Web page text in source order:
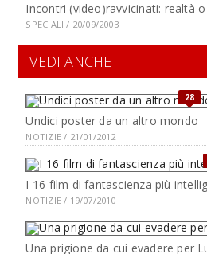
Incontri (video)ravvicinati: realtà
SPECIALI / 20/09/2003
VEDI ANCHE
28
Undici poster da un altro mondo
NOTIZIE / 21/01/2012
I 16 film di fantascienza più
NOTIZIE / 19/07/2010
Una prigione da cui evadere per